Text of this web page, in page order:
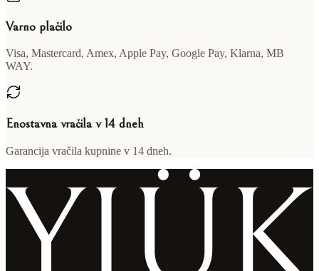
Varno plačilo
Visa, Mastercard, Amex, Apple Pay, Google Pay, Klarna, MB
WAY.
Enostavna vračila v 14 dneh
Garancija vračila kupnine v 14 dneh.